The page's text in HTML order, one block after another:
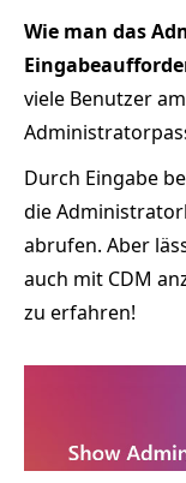
Wie man das
viele Benutzer
Durch Eingabe
die
abrufen. Aber
auch mit CDM
zu erfahren!